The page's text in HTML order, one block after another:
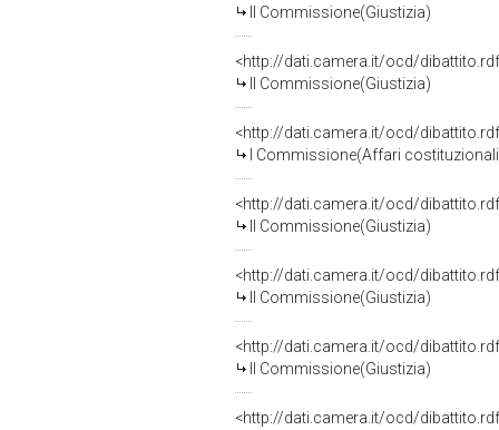
II Commissione(Giustizia)
<http://dati.camera.it/ocd/
II Commissione(Giustizia)
<http://dati.camera.it/ocd/
I Commissione(Affari
<http://dati.camera.it/ocd/
II Commissione(Giustizia)
<http://dati.camera.it/ocd/
II Commissione(Giustizia)
<http://dati.camera.it/ocd/
II Commissione(Giustizia)
<http://dati.camera.it/ocd/